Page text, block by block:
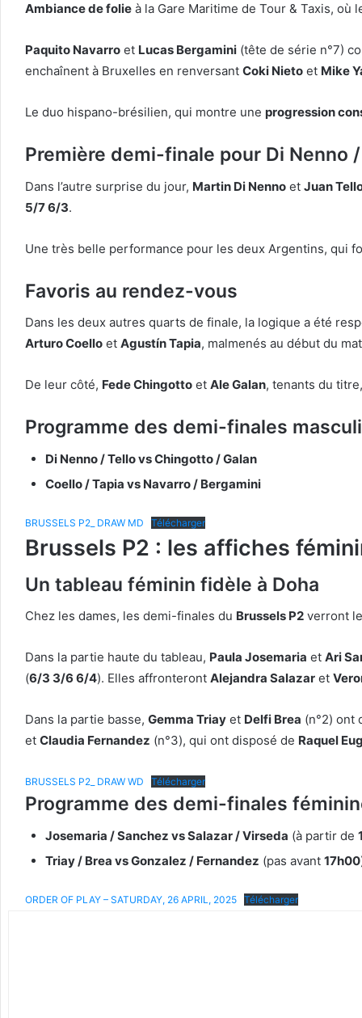
Ambiance de folie à la Gare Maritime de Tour & Taxis,
Paquito Navarro et Lucas Bergamini (tête de série n°7)
enchaînent à Bruxelles en renversant Coki Nieto et Mike
Le duo hispano-brésilien, qui montre une progression
Première demi-finale pour Di Nenno
Dans l’autre surprise du jour, Martin Di Nenno et Juan
5/7 6/3.
Une très belle performance pour les deux Argentins, qui
Favoris au rendez-vous
Dans les deux autres quarts de finale, la logique a été
Arturo Coello et Agustín Tapia, malmenés au début du
De leur côté, Fede Chingotto et Ale Galan, tenants du
Programme des demi-finales
Di Nenno / Tello vs Chingotto / Galan
Coello / Tapia vs Navarro / Bergamini
BRUSSELS P2_ DRAW MD Télécharger
Brussels P2 : les affiches
Un tableau féminin fidèle à Doha
Chez les dames, les demi-finales du Brussels P2 verront
Dans la partie haute du tableau, Paula Josemaria et Ari
(6/3 3/6 6/4). Elles affronteront Alejandra Salazar et
Dans la partie basse, Gemma Triay et Delfi Brea (n°2) ont
et Claudia Fernandez (n°3), qui ont disposé de Raquel
BRUSSELS P2_ DRAW WD Télécharger
Programme des demi-finales
Josemaria / Sanchez vs Salazar / Virseda (à partir de
Triay / Brea vs Gonzalez / Fernandez (pas avant 17h00
ORDER OF PLAY – SATURDAY, 26 APRIL, 2025 Télécharger